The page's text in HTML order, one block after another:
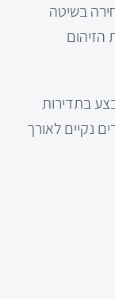
בשיטה
הזיהום
בתדירות
נקיים לאורך